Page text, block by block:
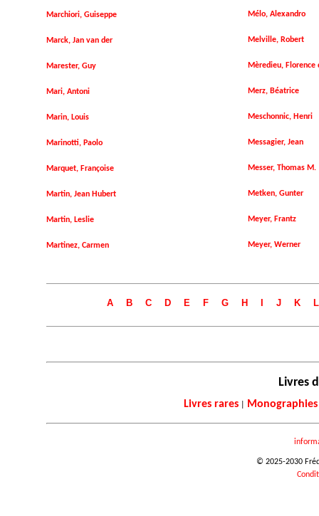
Marchiori, Guiseppe
Marck, Jan van der
Marester, Guy
Mari, Antoni
Marin, Louis
Marinotti, Paolo
Marquet, Françoise
Martin, Jean Hubert
Martin, Leslie
Martinez, Carmen
Mélo, Alexandro
Melville, Robert
Mèredieu, Florence
Merz, Béatrice
Meschonnic, Henri
Messagier, Jean
Messer, Thomas M.
Metken, Gunter
Meyer, Frantz
Meyer, Werner
A B C D E F G H J K L
Livres
Livres rares| Monographies
© 2025-2030